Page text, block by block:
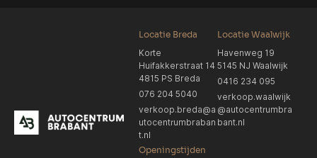
Locatie Breda
Korte
Huifakkerstraat 14
4815 PS Breda
076 204 5040
verkoop.breda@a
utocentrumbraban
t.nl
Locatie Waalwijk
Havenweg 19
5145 NJ Waalwijk
0416 234 095
verkoop.waalwijk
@autocentrumbra
bant.nl
Openingstijden